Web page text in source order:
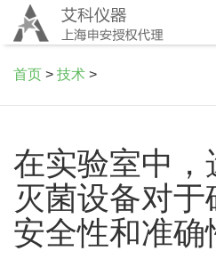
首页 > 技术 >
在实验室中，
灭菌设备对于
安全性和准确